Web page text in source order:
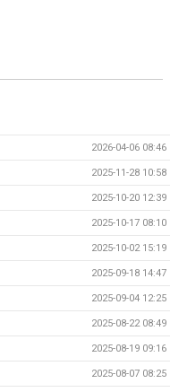
2026-04-06 08:46
2025-11-28 10:58
2025-10-20 12:39
2025-10-17 08:10
2025-10-02 15:19
2025-09-18 14:47
2025-09-04 12:25
2025-08-22 08:49
2025-08-19 09:16
2025-08-07 08:25